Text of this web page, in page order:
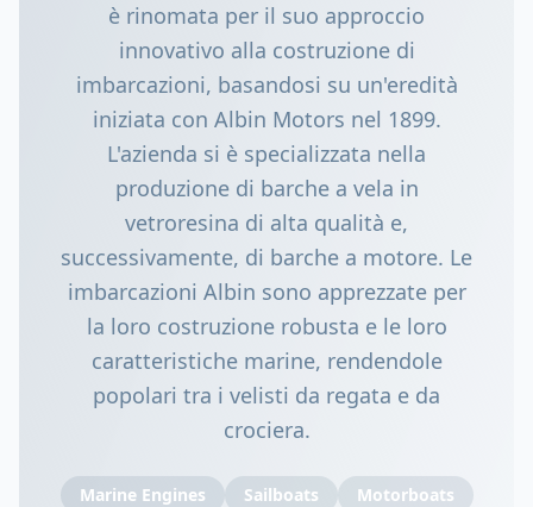
è rinomata per il suo approccio
innovativo alla costruzione di
imbarcazioni, basandosi su un'eredità
iniziata con Albin Motors nel 1899.
L'azienda si è specializzata nella
produzione di barche a vela in
vetroresina di alta qualità e,
successivamente, di barche a motore. Le
imbarcazioni Albin sono apprezzate per
la loro costruzione robusta e le loro
caratteristiche marine, rendendole
popolari tra i velisti da regata e da
crociera.
Marine Engines Sailboats Motorboats